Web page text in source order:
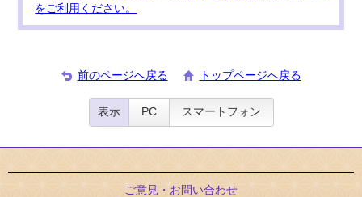
をご利用ください。
前のページへ戻る トップページへ戻る
表示 PC スマートフォン
ご意見・お問い合わせ